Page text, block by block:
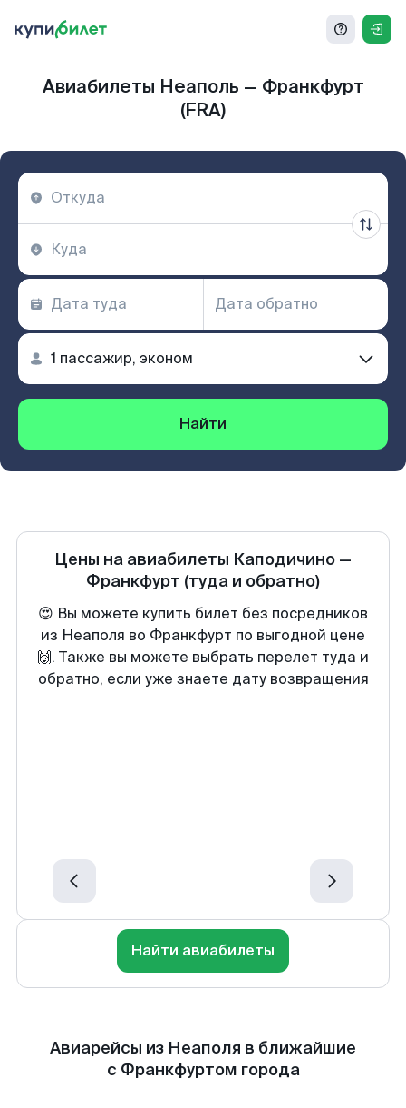
Авиабилеты Неаполь — Франкфурт
(FRA)
Найти
Цены на авиабилеты Каподичино —
Франкфурт (туда и обратно)
😍 Вы можете купить билет без посредников
из Неаполя во Франкфурт по выгодной цене
🙌. Также вы можете выбрать перелет туда и
обратно, если уже знаете дату возвращения
Найти авиабилеты
Авиарейсы из Неаполя в ближайшие
с Франкфуртом города